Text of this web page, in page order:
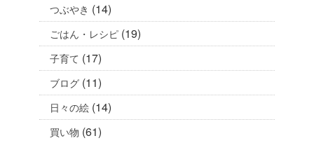
つぶやき (14)
ごはん・レシピ (19)
子育て (17)
ブログ (11)
日々の絵 (14)
買い物 (61)